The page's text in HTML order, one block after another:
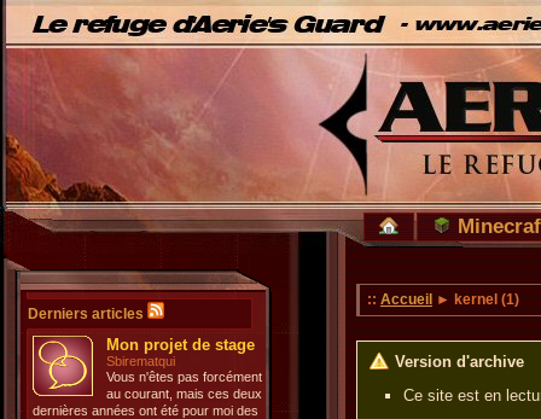
Derniers articles
Mon projet de stage
Sbirematqui
Vous n'êtes pas forcément
au courant, mais ces deux
dernières années ont été pour moi des
:: Accueil ► kernel (1)
Version d'archive
Ce site est en